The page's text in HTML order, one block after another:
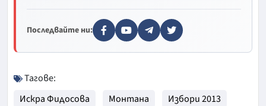
Последвайте ни:
Тагове:
Искра Фидосова
Монтана
Избори 2013